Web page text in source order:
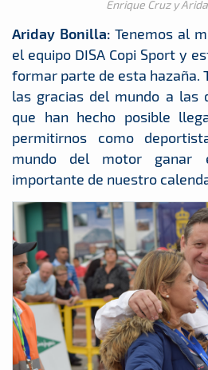
Enrique Cruz y
Ariday Bonilla: Tenemos al
el equipo DISA Copi Sport y
formar parte de esta hazaña.
las gracias del mundo a las
que han hecho posible
permitirnos como
mundo del motor ganar
importante de nuestro